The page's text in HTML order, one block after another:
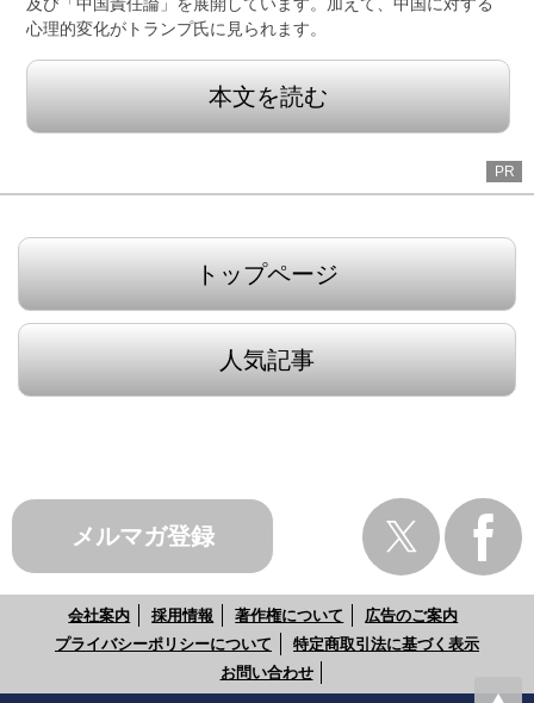
心理的変化がトランプ氏に見られます。
本文を読む
PR
トップページ
人気記事
メルマガ登録
会社案内 採用情報 著作権について
広告のご案内
プライバシーポリシーについて
特定商取引法に基づく表示
お問い合わせ